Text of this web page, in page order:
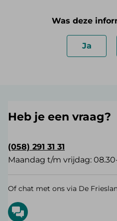
Was deze
Ja
Heb je een vraag?
(058) 291 31 31
Maandag t/m vrijdag:
Of chat met ons via De